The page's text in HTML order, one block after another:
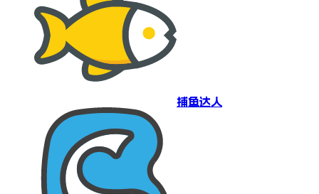
捕鱼达人